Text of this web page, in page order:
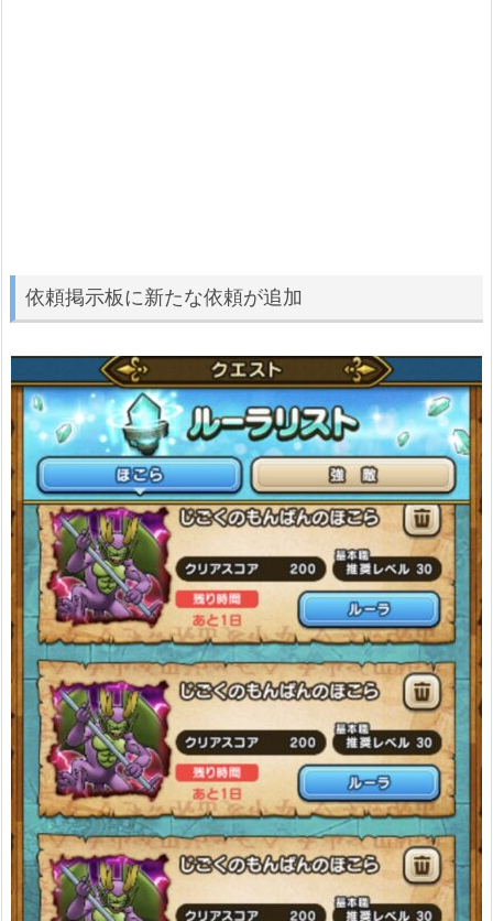
依頼掲示板に新たな依頼が追加